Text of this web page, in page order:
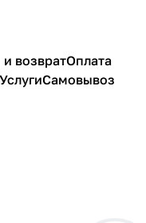
возвратОплата
УслугиСамовывоз